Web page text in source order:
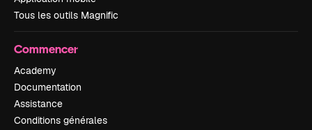
Tous les outils Magnific
Commencer
Academy
Documentation
Assistance
Conditions générales